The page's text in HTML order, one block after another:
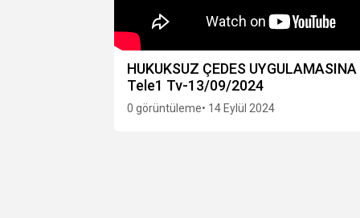
HUKUKSUZ ÇEDES
Tele1 Tv-13/09/2024
0 görüntüleme• 14 Eylül 2024